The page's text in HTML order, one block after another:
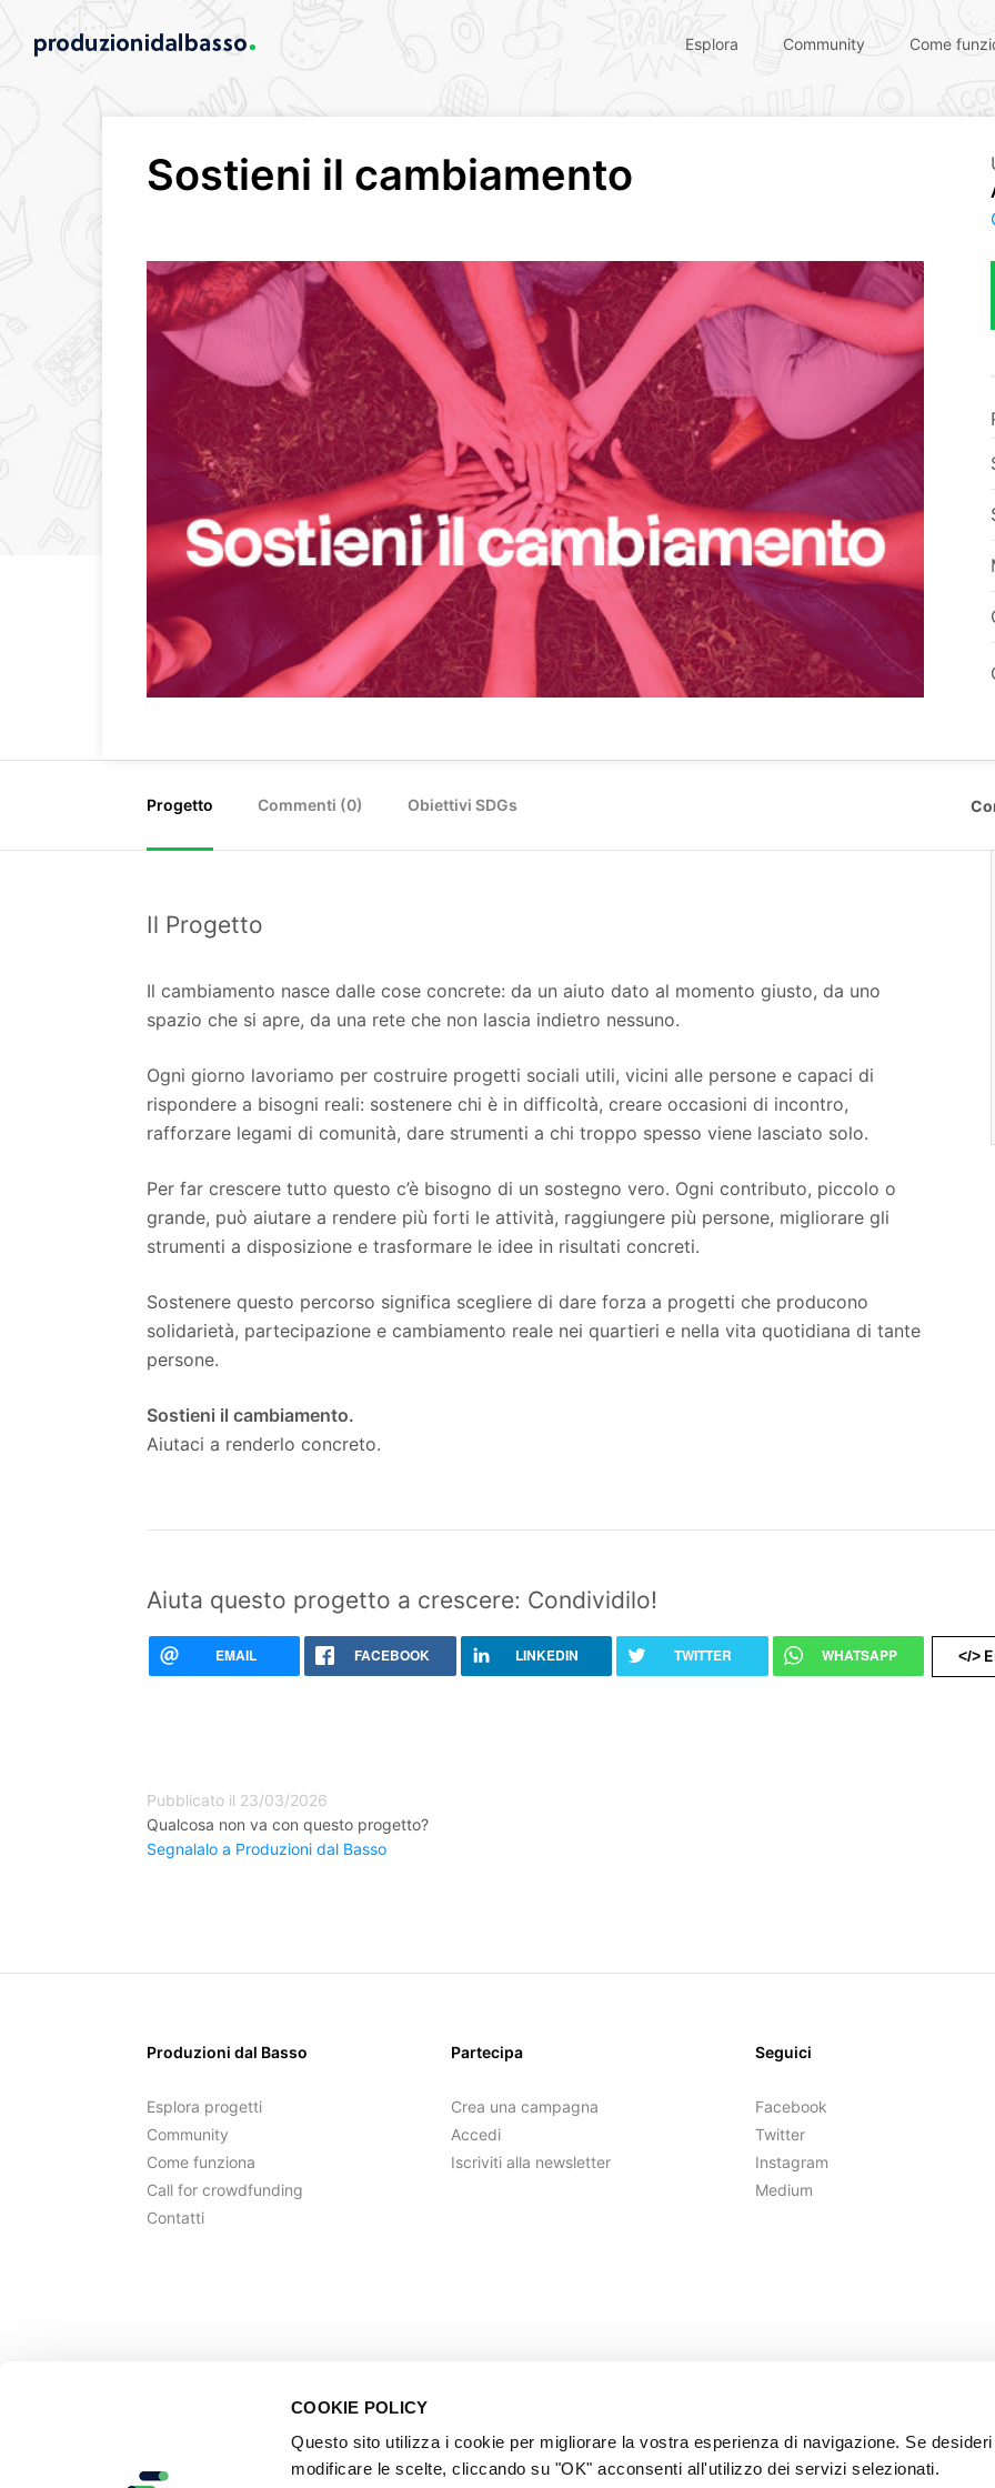
COOKIE POLICY
Questo sito utilizza i cookie per migliorare la vostra esperienza di navigazione. Se
modificare le scelte, cliccando su "OK" acconsenti all'utilizzo dei servizi selezionati.
Esplora Community Come
Sostieni il cambiamento
Progetto Commenti (0) Obiettivi SDGs
Il Progetto
Il cambiamento nasce dalle cose concrete: da un aiuto dato al momento giusto, da uno
spazio che si apre, da una rete che non lascia indietro nessuno.
Ogni giorno lavoriamo per costruire progetti sociali utili, vicini alle persone e capaci di
rispondere a bisogni reali: sostenere chi è in difficoltà, creare occasioni di incontro,
rafforzare legami di comunità, dare strumenti a chi troppo spesso viene lasciato solo.
Per far crescere tutto questo c’è bisogno di un sostegno vero. Ogni contributo, piccolo o
grande, può aiutare a rendere più forti le attività, raggiungere più persone, migliorare gli
strumenti a disposizione e trasformare le idee in risultati concreti.
Sostenere questo percorso significa scegliere di dare forza a progetti che producono
solidarietà, partecipazione e cambiamento reale nei quartieri e nella vita quotidiana di tante
persone.
Sostieni il cambiamento.
Aiutaci a renderlo concreto.
Aiuta questo progetto a crescere: Condividilo!
EMAIL FACEBOOK LINKEDIN TWITTER WHATSAPP </>
Pubblicato il 23/03/2026
Qualcosa non va con questo progetto?
Segnalalo a Produzioni dal Basso
Produzioni dal Basso
Esplora progetti
Community
Come funziona
Call for crowdfunding
Contatti
Partecipa
Crea una campagna
Accedi
Iscriviti alla newsletter
Seguici
Facebook
Twitter
Instagram
Medium